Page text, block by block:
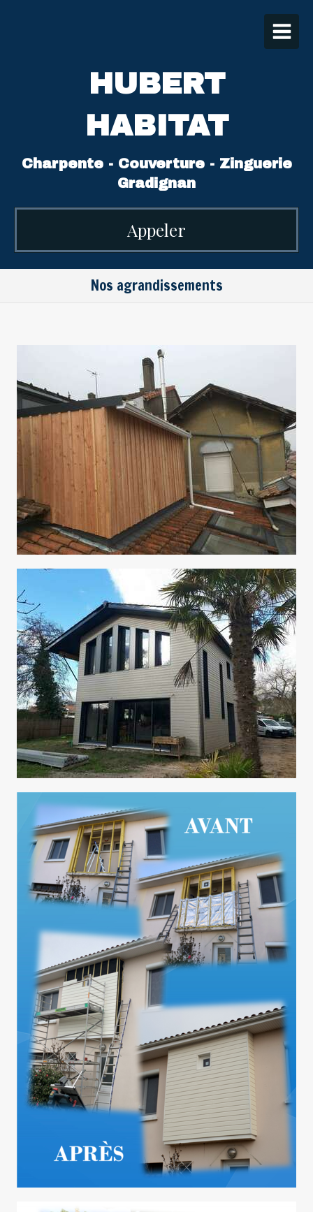
HUBERT
HABITAT
Charpente - Couverture - Zinguerie
Gradignan
Appeler
Nos agrandissements